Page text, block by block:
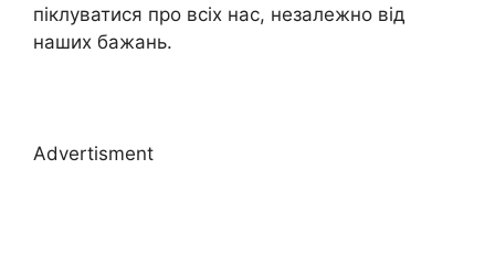
піклуватися про всіх нас, незалежно від
наших бажань.
Advertisment